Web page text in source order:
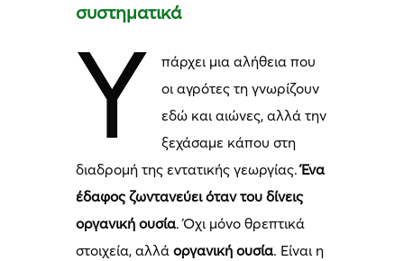
συστηματικά
Υ
πάρχει μια αλήθεια που
οι αγρότες τη γνωρίζουν
εδώ και αιώνες, αλλά την
ξεχάσαμε κάπου στη
διαδρομή της εντατικής γεωργίας.Ένα
έδαφος ζωντανεύει όταν του δίνεις
οργανική ουσία. Όχι μόνο θρεπτικά
στοιχεία, αλλάοργανική ουσία. Είναι η